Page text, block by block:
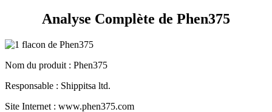
Analyse Complète de Phen375
Nom du produit : Phen375
Responsable : Shippitsa ltd.
Site Internet : www.phen375.com